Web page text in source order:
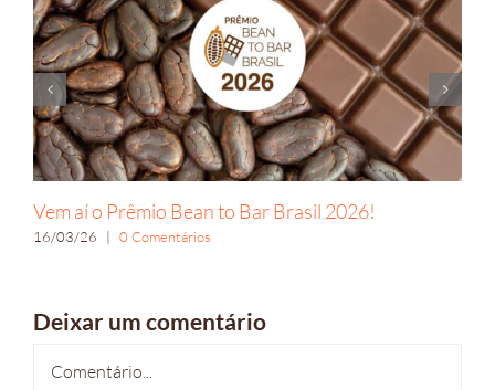
Vem aí o Prêmio Bean to Bar Brasil 2026!
16/03/26 | 0 Comentários
Deixar um comentário